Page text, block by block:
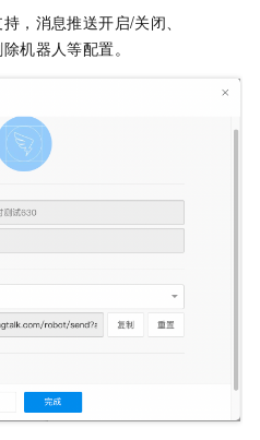
，消息推送开启/关闭、
机器人等配置。